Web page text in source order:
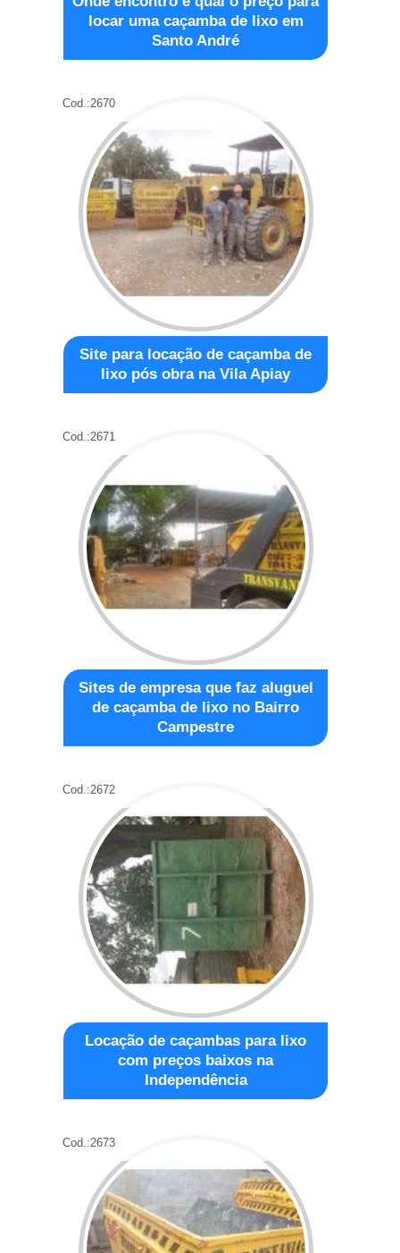
locar uma caçamba de lixo em
Santo André
Cod.:2670
Site para locação de caçamba de
lixo pós obra na Vila Apiay
Cod.:2671
Sites de empresa que faz aluguel
de caçamba de lixo no Bairro
Campestre
Cod.:2672
Locação de caçambas para lixo
com preços baixos na
Independência
Cod.:2673